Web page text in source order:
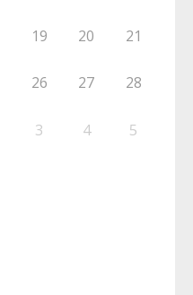
19 20 21
26 27 28
3 4 5